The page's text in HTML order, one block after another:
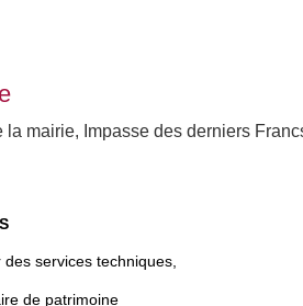
la mairie, Impasse des derniers
des services techniques,
de patrimoine